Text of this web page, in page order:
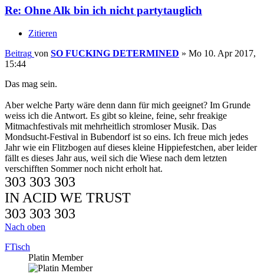
Re: Ohne Alk bin ich nicht partytauglich
Zitieren
Beitrag von SO FUCKING DETERMINED » Mo 10. Apr 2017,
15:44
Das mag sein.
Aber welche Party wäre denn dann für mich geeignet? Im Grunde
weiss ich die Antwort. Es gibt so kleine, feine, sehr freakige
Mitmachfestivals mit mehrheitlich stromloser Musik. Das
Mondsucht-Festival in Bubendorf ist so eins. Ich freue mich jedes
Jahr wie ein Flitzbogen auf dieses kleine Hippiefestchen, aber leider
fällt es dieses Jahr aus, weil sich die Wiese nach dem letzten
verschifften Sommer noch nicht erholt hat.
303 303 303
IN ACID WE TRUST
303 303 303
Nach oben
FTisch
Platin Member